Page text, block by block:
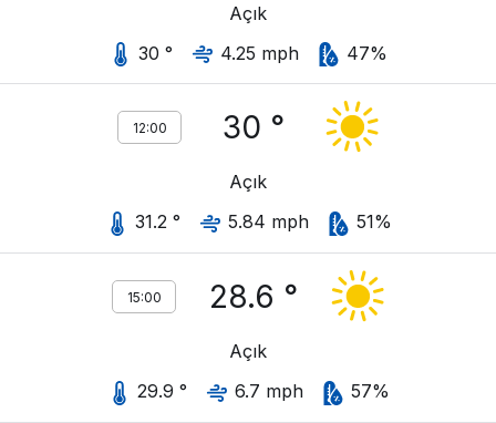
Açık
30 °
4.25 mph 47%
12:00 30 °
Açık
31.2 °
5.84 mph 51%
15:00 28.6 °
Açık
29.9 °
6.7 mph 57%